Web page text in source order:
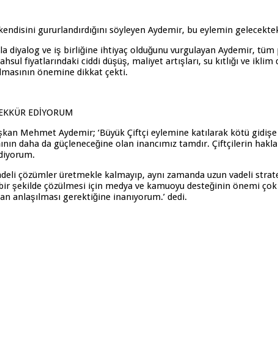
gururlandırdığını söyleyen Aydemir, bu eylemin
diyalog ve iş birliğine ihtiyaç olduğunu vurgulayan Aydemir,
fiyatlarındaki ciddi düşüş, maliyet artışları, su kıtlığı ve
önemine dikkat çekti.
EDİYORUM
Mehmet Aydemir; ‘Büyük Çiftçi eylemine katılarak kötü
daha da güçleneceğine olan inancımız tamdır. Çiftçilerin
çözümler üretmekle kalmayıp, aynı zamanda uzun vadeli
şekilde çözülmesi için medya ve kamuoyu desteğinin önemi
anlaşılması gerektiğine inanıyorum.’ dedi.